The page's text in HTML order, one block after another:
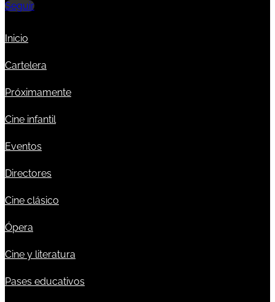
Seguir
Inicio
Cartelera
Próximamente
Cine infantil
Eventos
Directores
Cine clásico
Ópera
Cine y literatura
Pases educativos